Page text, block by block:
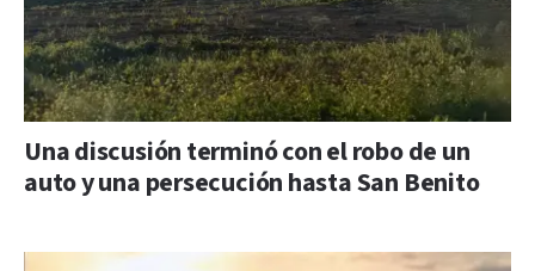
Una discusión terminó con el robo de un
auto y una persecución hasta San Benito